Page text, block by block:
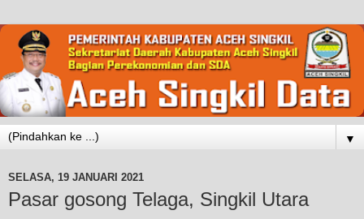
▼
SELASA, 19 JANUARI 2021
Pasar gosong Telaga, Singkil Utara